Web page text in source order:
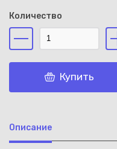
Количество
Купить
Описание